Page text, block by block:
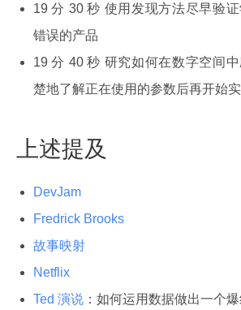
19 分 30 秒 使用发现方法尽早验
错误的产品
19 分 40 秒 研究如何在数字空间
楚地了解正在使用的参数后再开始
上述提及
DevJam
Fredrick Brooks
故事映射
Netflix
Ted 演说：如何运用数据做出一个